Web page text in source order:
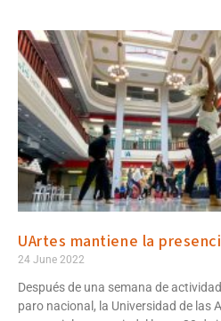
UArtes mantiene la
24 June 2022
Después de una semana de
paro nacional, la Universidad de las